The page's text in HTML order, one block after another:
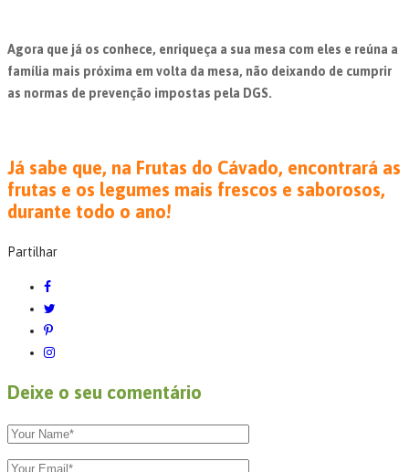
Agora que já os conhece, enriqueça a sua mesa com eles e reúna a
família mais próxima em volta da mesa, não deixando de cumprir
as normas de prevenção impostas pela DGS.
Já sabe que, na Frutas do Cávado, encontrará as
frutas e os legumes mais frescos e saborosos,
durante todo o ano!
Partilhar
Deixe o seu comentário